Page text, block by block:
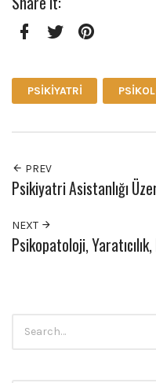
PSIKIYATRI
PREV
Psikiyatri Asistanlığı
NEXT
Psikopatoloji,
for: